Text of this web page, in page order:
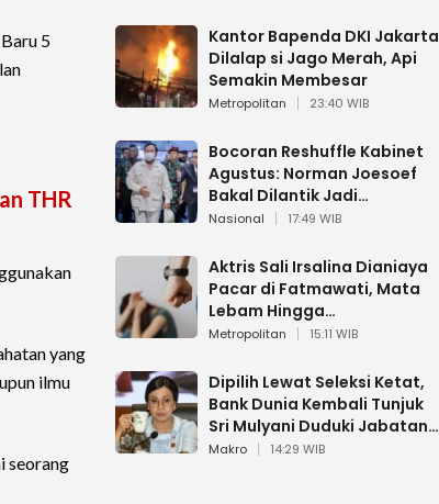
5
THR
yang
ilmu
seorang
Kantor Bapenda DKI Jakarta
Dilalap si Jago Merah, Api
Semakin Membesar
Metropolitan 23:40 WIB
Bocoran Reshuffle Kabinet
Agustus: Norman Joesoef
Bakal Dilantik Jadi
Wamenhan RI
Nasional 17:49 WIB
Aktris Sali Irsalina Dianiaya
Pacar di Fatmawati, Mata
Lebam Hingga
Diselamatkan Polantas
Metropolitan 15:11 WIB
Dipilih Lewat Seleksi Ketat,
Bank Dunia Kembali Tunjuk
Sri Mulyani Duduki Jabatan
Strategis
Makro 14:29 WIB